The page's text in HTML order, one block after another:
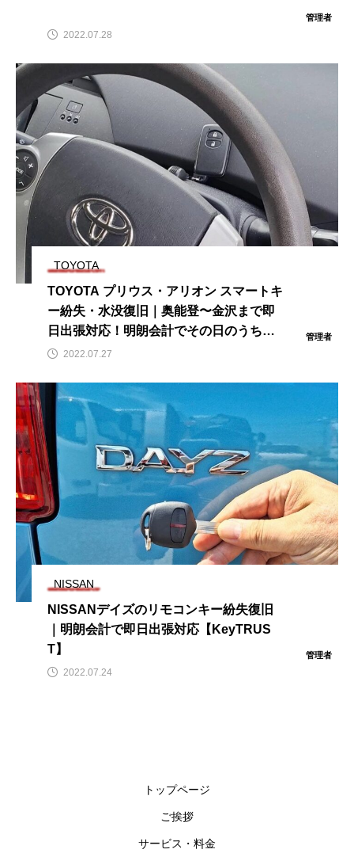
管理者
2022.07.28
TOYOTA
TOYOTA プリウス・アリオン スマートキ
ー紛失・水没復旧｜奥能登〜金沢まで即
日出張対応！明朗会計でその日のうちに
解決
管理者
2022.07.27
NISSAN
NISSANデイズのリモコンキー紛失復旧
｜明朗会計で即日出張対応【KeyTRUS
T】
管理者
2022.07.24
トップページ
ご挨拶
サービス・料金